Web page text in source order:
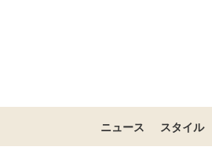
ニュース スタイル